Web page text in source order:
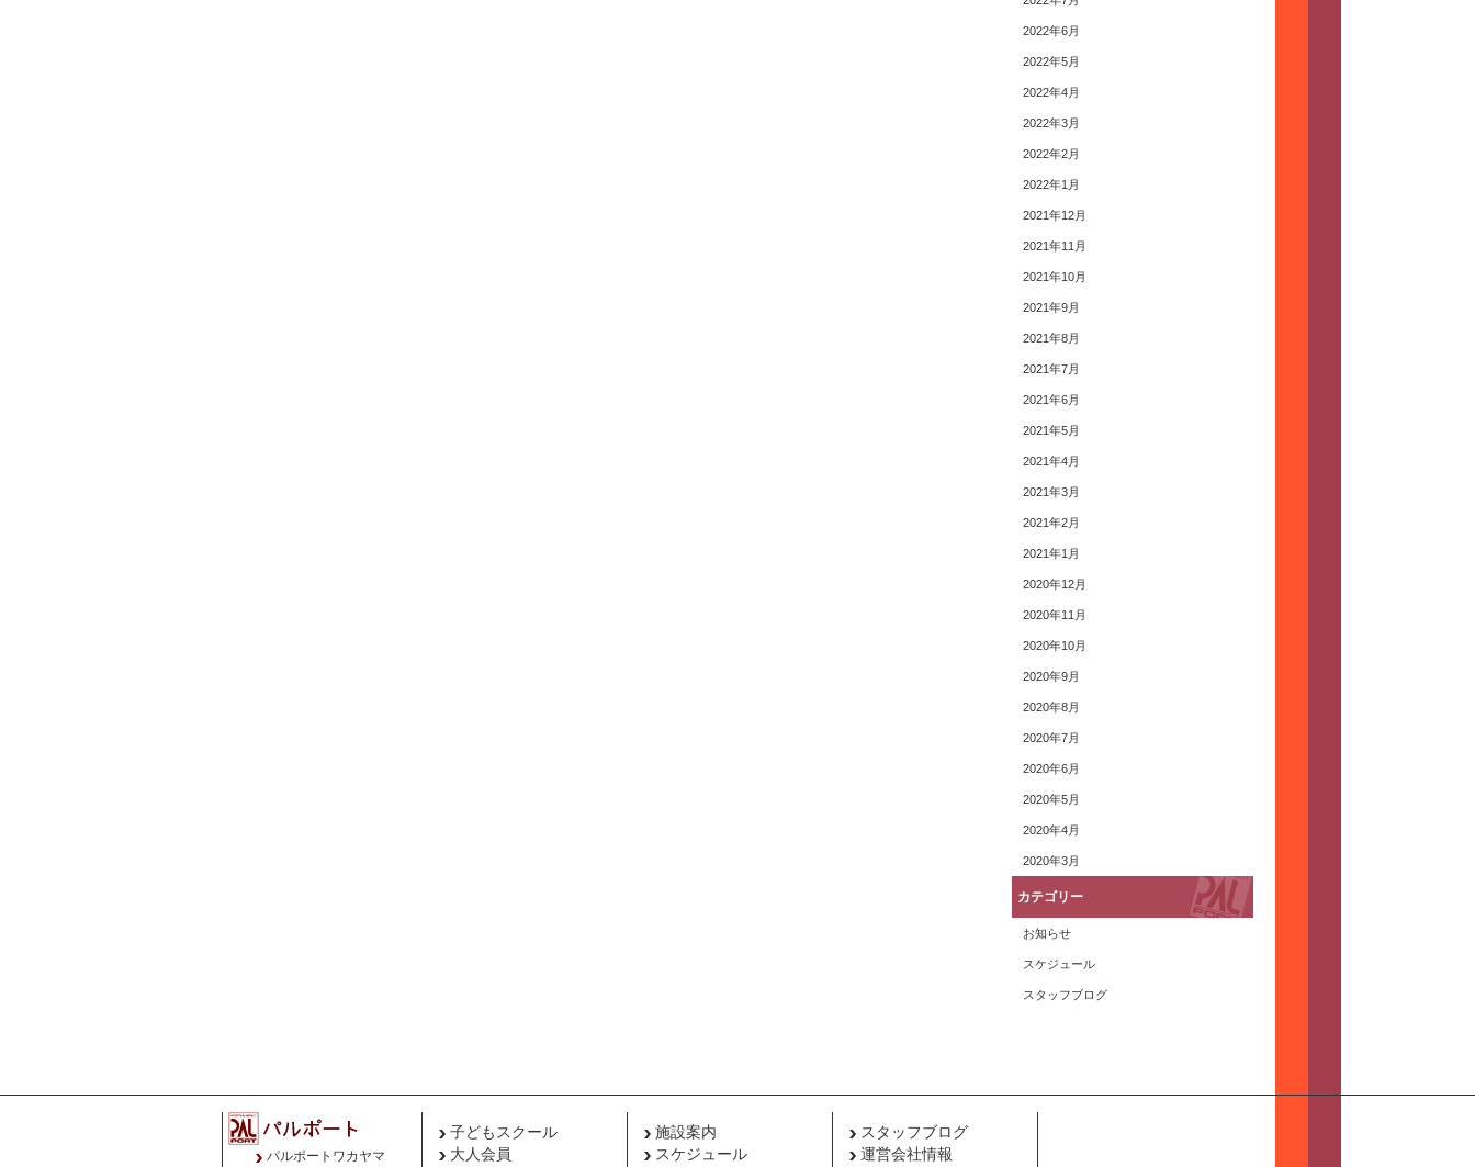
2022年6月
2022年5月
2022年4月
2022年3月
2022年2月
2022年1月
2021年12月
2021年11月
2021年10月
2021年9月
2021年8月
2021年7月
2021年6月
2021年5月
2021年4月
2021年3月
2021年2月
2021年1月
2020年12月
2020年11月
2020年10月
2020年9月
2020年8月
2020年7月
2020年6月
2020年5月
2020年4月
2020年3月
カテゴリー
お知らせ
スケジュール
スタッフブログ
パルポートワカヤマ
子どもスクール
大人会員
施設案内
スケジュール
スタッフブログ
運営会社情報